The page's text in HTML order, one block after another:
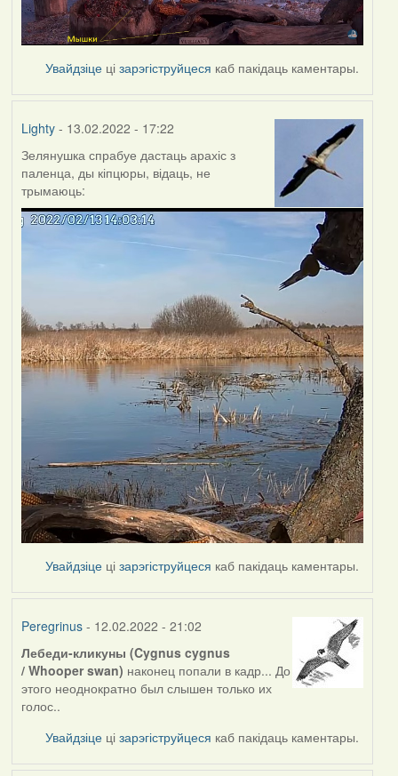
Увайдзіце цізарэгіструйцеся каб пакідаць каментары.
Lighty- 13.02.2022 - 17:22
Зелянушка спрабуе дастаць арахіс з
паленца, ды кіпцюры, відаць, не
трымаюць:
Увайдзіце цізарэгіструйцеся каб пакідаць каментары.
Peregrinus- 12.02.2022 - 21:02
Лебеди-кликуны (Cygnus cygnus
/ Whooper swan) наконец попали в кадр... До
этого неоднократно был слышен только их
голос..
Увайдзіце цізарэгіструйцеся каб пакідаць каментары.